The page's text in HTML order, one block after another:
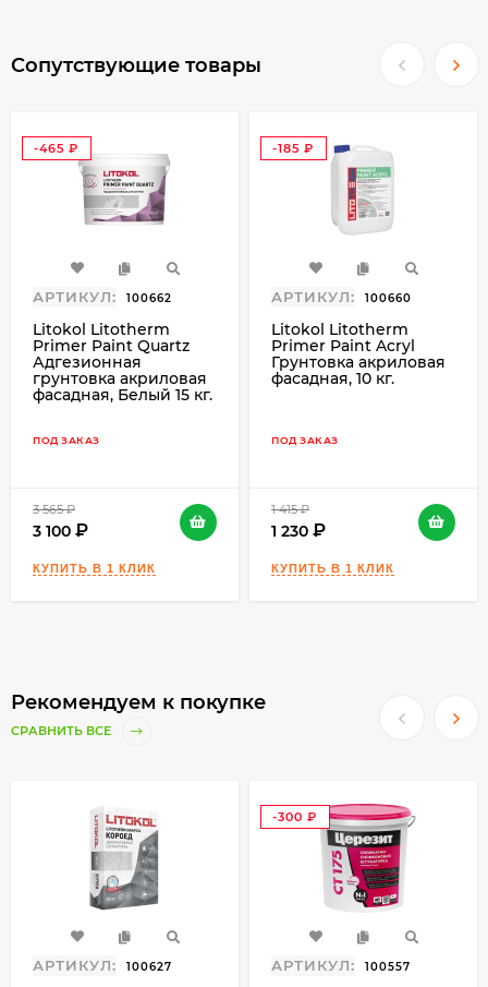
увлажнения.
Бетонные, кирпичные, пено- и газобетонные
основания, цементные и цементно-
известковые штукатурки, ГКЛ, ГВЛ.
Визуализация цвета по-разному может
восприниматься в зависимости от степени
освещённости, материала отделки, времени
суток и других условий. На цвет могут
оказывать влияние выбранное
условия твердения раствора, а так же
компонентов).
Заявленный цвет достигается только после
Сопутствующие товары
-465
АРТИКУЛ: 100662
Litokol Litotherm
Primer Paint Quartz
Адгезионная
грунтовка акриловая
фасадная, Белый 15 кг.
ПОД ЗАКАЗ
3 565
3 100
-185
АРТИКУЛ: 100660
Litokol Litotherm
Primer Paint Acryl
Грунтовка акриловая
фасадная, 10 кг.
ПОД ЗАКАЗ
1 415
1 230
Рекомендуем к покупке
СРАВНИТЬ ВСЕ
АРТИКУЛ: 100627
-300
АРТИКУЛ: 100557